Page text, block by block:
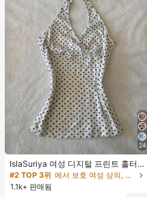
24
IslaSuriya 여성 디지털 프린트 홀터넥
타이 백 탱크탑 도트 프린트 포함
#2 TOP 3위
에서 보호 여성 상의, 블라우스 & 티
1.1k+ 판매됨